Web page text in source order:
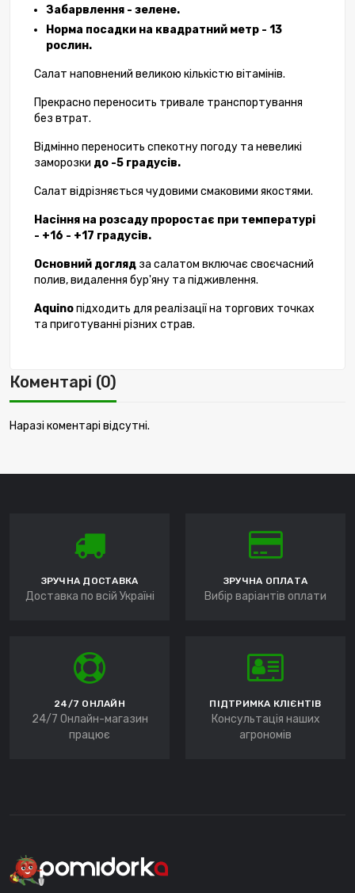
Забарвлення - зелене.
Норма посадки на квадратний метр - 13
рослин.
Салат наповнений великою кількістю вітамінів.
Прекрасно переносить тривале транспортування
без втрат.
Відмінно переносить спекотну погоду та невеликі
заморозки до -5 градусів.
Салат відрізняється чудовими смаковими якостями.
Насіння на розсаду проростає при температурі
- +16 - +17 градусів.
Основний догляд за салатом включає своєчасний
полив, видалення бур'яну та підживлення.
Aquinoпідходить для реалізації на торгових точках
та приготуванні різних страв.
Коментарі (0)
Наразі коментарі відсутні.
ЗРУЧНА ДОСТАВКА
Доставка по всій Україні
ЗРУЧНА ОПЛАТА
Вибір варіантів оплати
24/7 ОНЛАЙН
24/7 Онлайн-магазин
працює
ПІДТРИМКА КЛІЄНТІВ
Консультація наших
агрономів